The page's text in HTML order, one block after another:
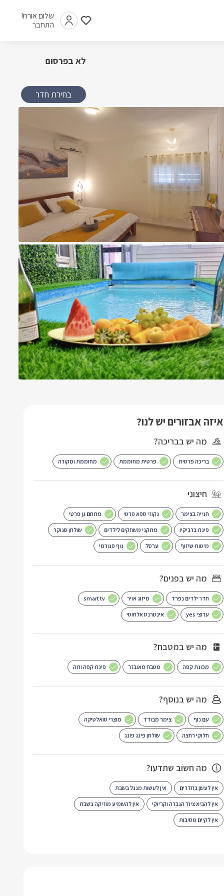
שלום אורח!
התחבר
לא בפרסום
בחירת חדר
איזה אבזורים יש לנו?
מה יש בבריכה?
בריכה פרטית פרטית מחוממת מחוממת ומקורה
חיצוני
חנייה בצימר גקוזי ספא פרטי מתחם גן פרטי
פינת ברביקיו מתקני משחקים לילדים שולחן סנוקר
מיטות שיזוף ערסל נוף פנורמי
מה יש בפנים?
חדר ילדים נפרד מיזוג אויר smart tv
ערוצי yes אינטרנט אלחוטי
מה יש במטבח?
מכונת קפה מטבח מאובזר פינת קפה ותה
מה יש בנוסף?
עם נוף צימר מבודד מוצרי טואלטיקה
חלוקי רחצה שולחן פינג פונג
מה חשוב שתדעו?
אין לעשן בחדרים אין לעשות מנגל בשבת
אין להביא ציוד הגברה וקריוקי אין להשמיע מוזיקה בשבת
אין לקיים מסיבות